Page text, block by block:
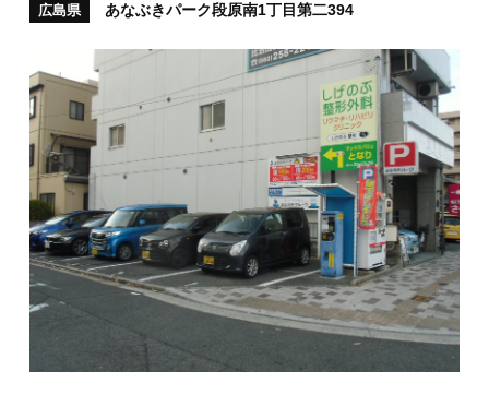
広島県 あなぶきパーク段原南1丁目第二394